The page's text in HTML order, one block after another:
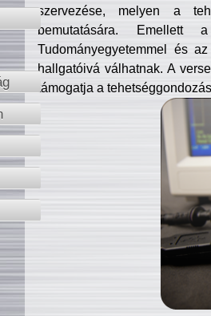
szervezése, melyen a
bemutatására. Emellett
Tudományegyetemmel és
hallgatóivá válhatnak. A
támogatja a